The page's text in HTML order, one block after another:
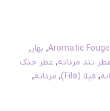
, بهار ,
تند مردانه, عطر خنک
, فیلا (Fila) , مردانه,